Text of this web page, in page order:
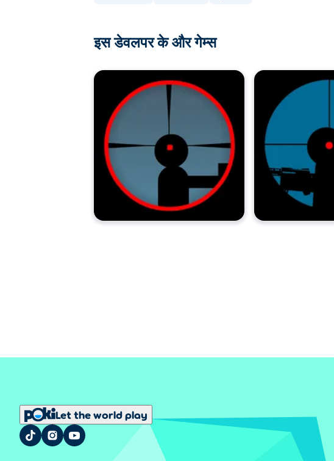
इस डेवलपर के और गेम्स
Let the world play